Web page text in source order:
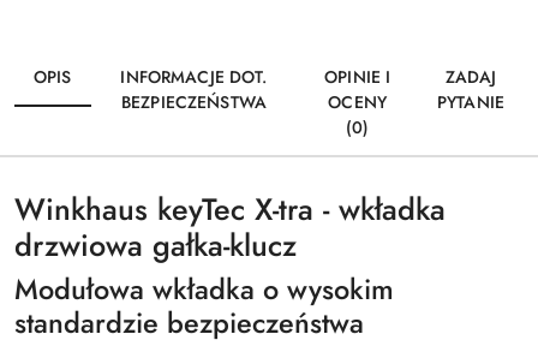
OPIS
INFORMACJE DOT.
BEZPIECZEŃSTWA
OPINIE I
OCENY
(0)
ZADAJ
PYTANIE
Winkhaus keyTec X-tra - wkładka
drzwiowa gałka-klucz
Modułowa wkładka o wysokim
standardzie bezpieczeństwa